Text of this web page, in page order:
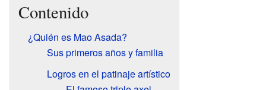
Contenido
¿Quién es Mao Asada?
Sus primeros años y familia
Logros en el patinaje artístico